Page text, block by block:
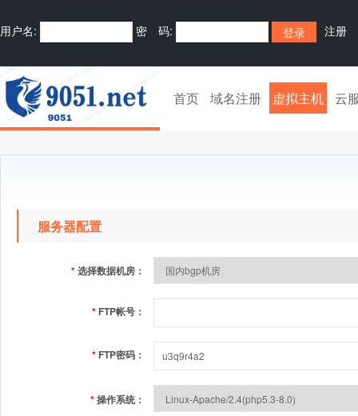
用户名: 密 码: 注册
首页 域名注册 虚拟主机 云
服务器配置
*选择数据机房：
* FTP帐号：
* FTP密码：
*操作系统：